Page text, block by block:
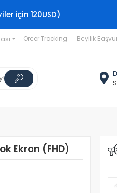
için 120USD)
Order Tracking Bayilik
Ekran (FHD)